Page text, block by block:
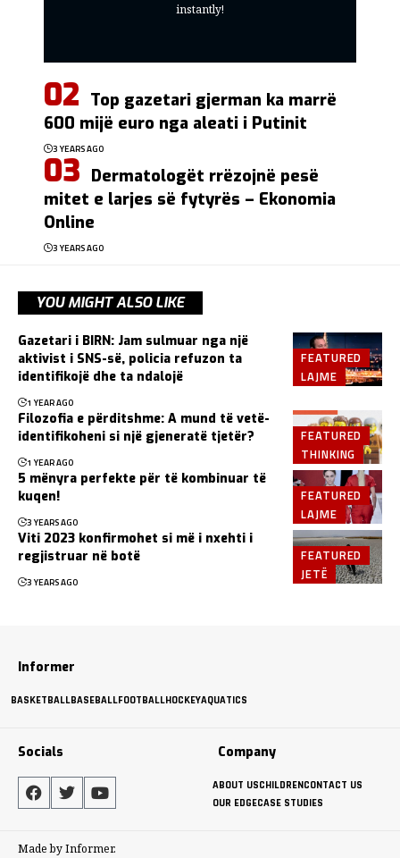
instantly!
Top gazetari gjerman ka marrë
600 mijë euro nga aleati i Putinit
3 YEARS AGO
Dermatologët rrëzojnë pesë
mitet e larjes së fytyrës – Ekonomia
Online
3 YEARS AGO
YOU MIGHT ALSO LIKE
FEATURED
LAJME
Gazetari i BIRN: Jam sulmuar nga një
aktivist i SNS-së, policia refuzon ta
identifikojë dhe ta ndalojë
1 YEAR AGO
FEATURED
THINKING
Filozofia e përditshme: A mund të vetë-
identifikoheni si një gjeneratë tjetër?
1 YEAR AGO
FEATURED
LAJME
5 mënyra perfekte për të kombinuar të
kuqen!
3 YEARS AGO
FEATURED
JETË
Viti 2023 konfirmohet si më i nxehti i
regjistruar në botë
3 YEARS AGO
Informer
BASKETBALLBASEBALLFOOTBALLHOCKEYAQUATICS
Socials Company
ABOUT USCHILDRENCONTACT US
OUR EDGECASE STUDIES
Made by Informer.